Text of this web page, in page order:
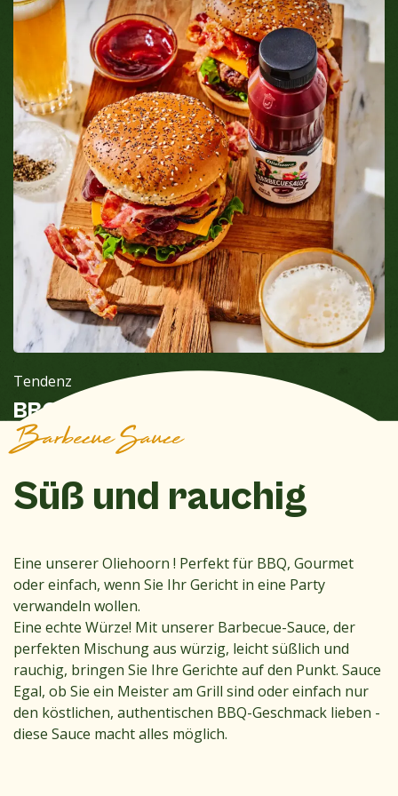
Tendenz
BBQ-Bacon-Zwiebel-Burger
Barbecue Sauce
Süß und rauchig
Eine unserer Oliehoorn ! Perfekt für BBQ, Gourmet
oder einfach, wenn Sie Ihr Gericht in eine Party
verwandeln wollen.
Eine echte Würze! Mit unserer Barbecue-Sauce, der
perfekten Mischung aus würzig, leicht süßlich und
rauchig, bringen Sie Ihre Gerichte auf den Punkt. Sauce
Egal, ob Sie ein Meister am Grill sind oder einfach nur
den köstlichen, authentischen BBQ-Geschmack lieben -
diese Sauce macht alles möglich.